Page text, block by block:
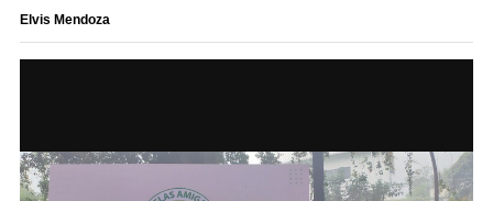
Elvis Mendoza